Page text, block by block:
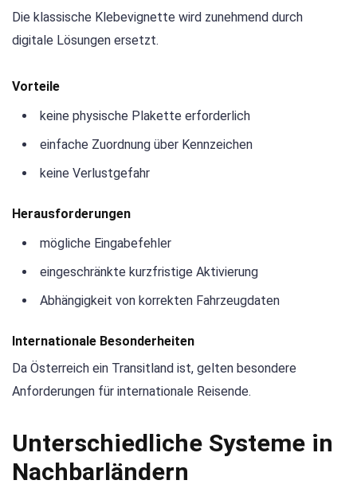
Die klassische Klebevignette wird zunehmend durch
digitale Lösungen ersetzt.
Vorteile
keine physische Plakette erforderlich
einfache Zuordnung über Kennzeichen
keine Verlustgefahr
Herausforderungen
mögliche Eingabefehler
eingeschränkte kurzfristige Aktivierung
Abhängigkeit von korrekten Fahrzeugdaten
Internationale Besonderheiten
Da Österreich ein Transitland ist, gelten besondere
Anforderungen für internationale Reisende.
Unterschiedliche Systeme in
Nachbarländern